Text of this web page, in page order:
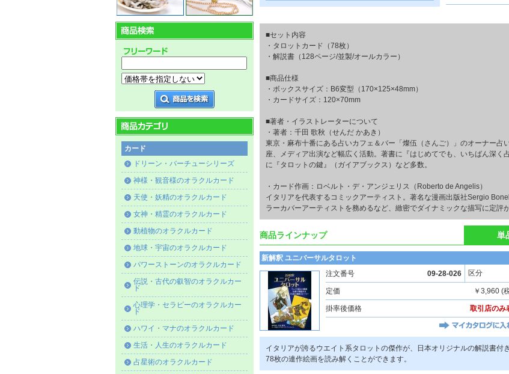
カード
ドリーン・バーチューシリーズ
神様・観音様のオラクルカード
天使・妖精のオラクルカード
女神・精霊のオラクルカード
動植物のオラクルカード
地球・宇宙のオラクルカード
パワーストーンのオラクルカード
伝説・古代の叡智のオラクルカー
ド
心理学・セラピーのオラクルカー
ド
ハワイ・マナのオラクルカード
生活・人生のオラクルカード
占星術のオラクルカード
■セット内容
・タロットカード（78枚）
・解説書（128ページ/並製/オールカラー）
■商品仕様
・ボックスサイズ：B6変型（170×125×48mm）
・カードサイズ：120×70mm
■著者・イラストレーターについて
・著者：千田 歌秋（せんだ かあき）
東京・麻布十番にある占いカフェ＆バー「燦伍（さんご）」のオーナー占
座、メディア出演など幅広く活動。著書に『はじめてでも、いちばん深く
に『タロットの鍵』（ガイアブックス）など多数。
・カード作画：ロベルト・デ・アンジェリス（Roberto de Angelis）
イタリアを代表するコミックアーティスト。著名な漫画出版社Sergio
ラーカバーアーティストを務めるなど、緻密でダイナミックな描写に定評が
商品ラインナップ 単
新解釈 ユニバーサルタロット
注文番号
09-28-026 区分
定価 ￥3,960 (
掛率後価格 取引店のみ
イタリアが誇るウエイト系タロットの傑作が、日本オリジナルの解説書
78枚の連作絵画を読み解くことができます。